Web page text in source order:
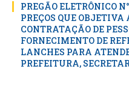
PREGÃO ELETRÔNICO
PREÇOS QUE
CONTRATAÇÃO DE
FORNECIMENTO DE
LANCHES PARA
PREFEITURA,